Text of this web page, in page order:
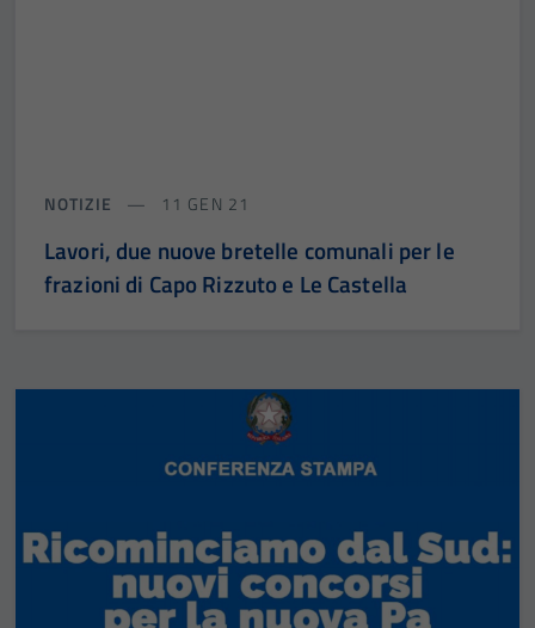
NOTIZIE 11 GEN 21
Lavori, due nuove bretelle comunali per le
frazioni di Capo Rizzuto e Le Castella